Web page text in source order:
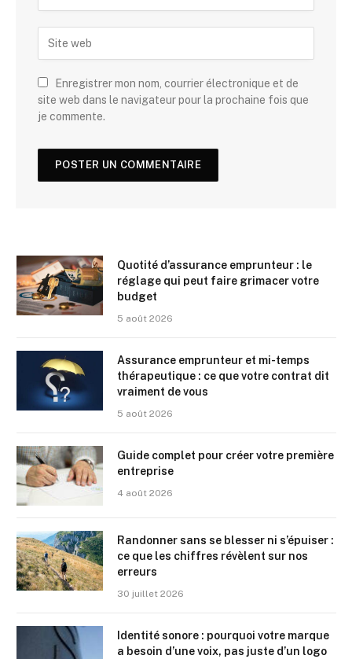
Enregistrer mon nom, courrier électronique et de
site web dans le navigateur pour la prochaine fois que
je commente.
Quotité d’assurance emprunteur : le
réglage qui peut faire grimacer votre
budget
5 août 2026
Assurance emprunteur et mi-temps
thérapeutique : ce que votre contrat dit
vraiment de vous
5 août 2026
Guide complet pour créer votre première
entreprise
4 août 2026
Randonner sans se blesser ni s’épuiser :
ce que les chiffres révèlent sur nos
erreurs
30 juillet 2026
Identité sonore : pourquoi votre marque
a besoin d’une voix, pas juste d’un logo